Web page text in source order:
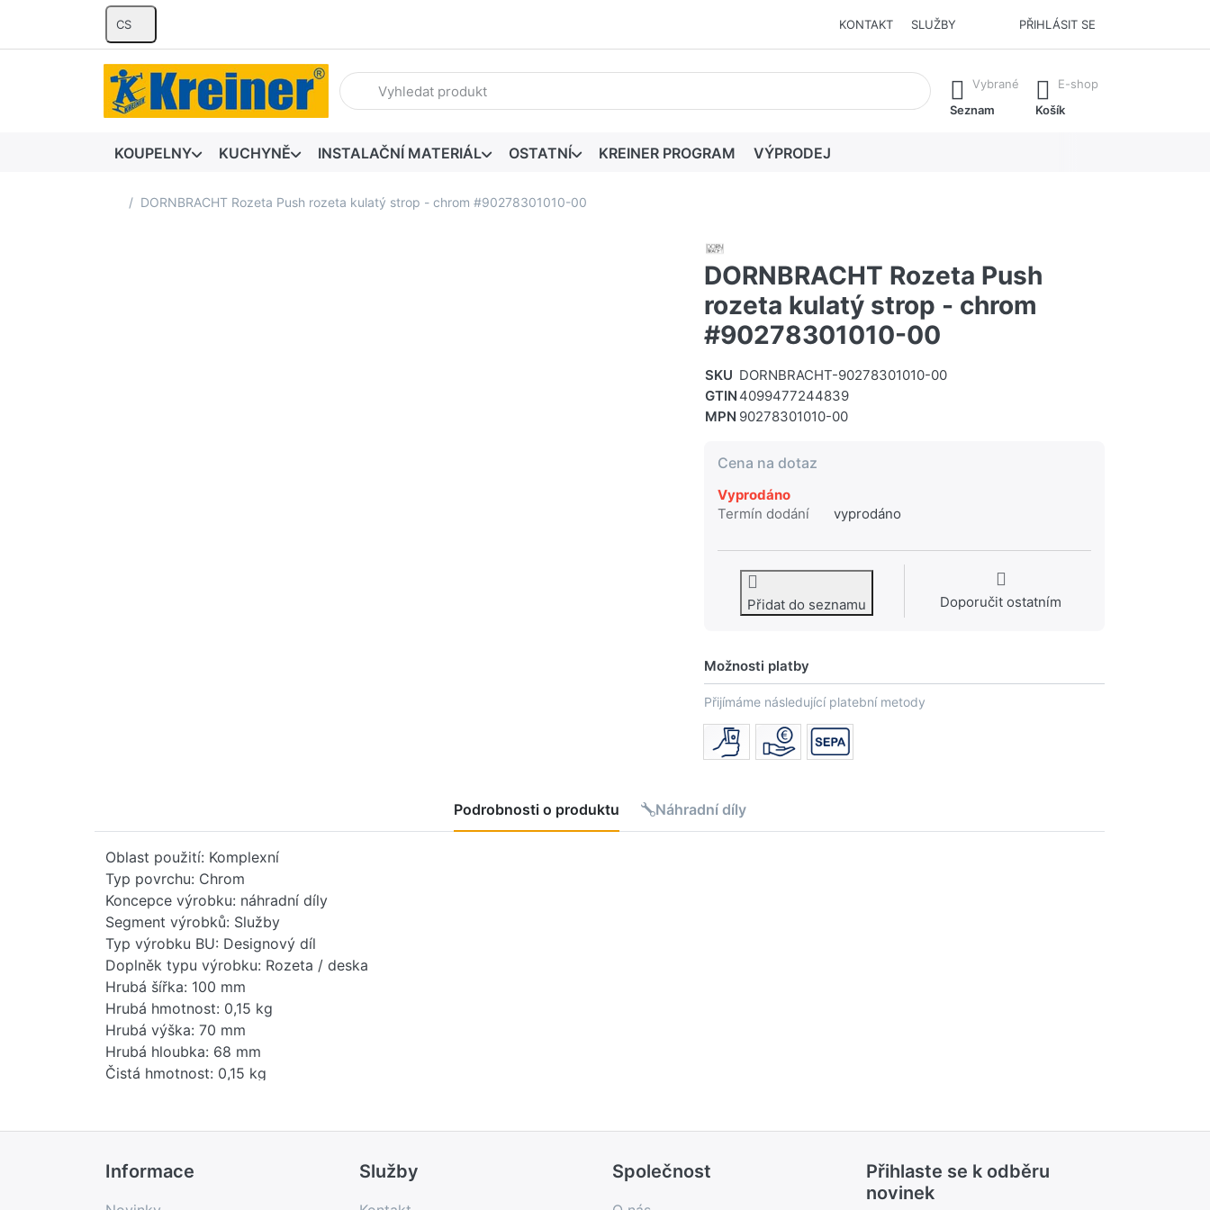
CS KONTAKT SLUŽBY PŘIHLÁSIT SE
Zadejte hledaný výraz. První výsledky se zobrazí automaticky při zadávání. Stisknutím klávesy Enter vyvoláte všechny výsledky.
Vybrané
Seznam
E-shop
Košík
KOUPELNY KUCHYNĚ INSTALAČNÍ MATERIÁL OSTATNÍ KREINER PROGRAM VÝPRODEJ
Domovská stránka
DORNBRACHT Rozeta Push rozeta kulatý strop - chrom #90278301010-00
DORNBRACHT Rozeta Push
rozeta kulatý strop - chrom
#90278301010-00
SKU DORNBRACHT-90278301010-00
GTIN 4099477244839
MPN 90278301010-00
Cena na dotaz
Vyprodáno
Termín dodání
vyprodáno
Přidat do seznamu Doporučit ostatním
Možnosti platby
Přijímáme následující platební metody
Podrobnosti o produktu Náhradní díly
Oblast použití: Komplexní
Typ povrchu: Chrom
Koncepce výrobku: náhradní díly
Segment výrobků: Služby
Typ výrobku BU: Designový díl
Doplněk typu výrobku: Rozeta / deska
Hrubá šířka: 100 mm
Hrubá hmotnost: 0,15 kg
Hrubá výška: 70 mm
Hrubá hloubka: 68 mm
Čistá hmotnost: 0,15 kg
EAN: 4099477244839
Země původu: IT
Novinka: Ne
Prodejní program: Ano
Informace Služby Společnost
Přihlaste se k odběru
novinek